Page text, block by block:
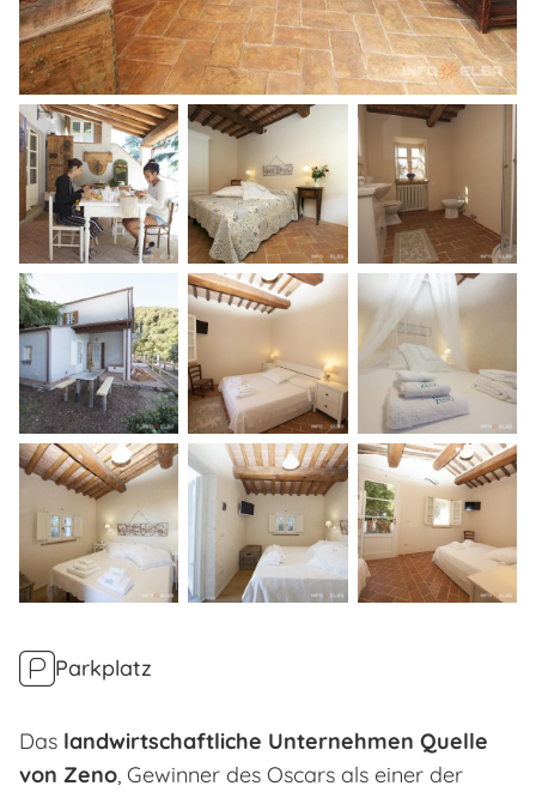
Parkplatz
Das landwirtschaftliche Unternehmen Quelle
von Zeno, Gewinner des Oscars als einer der